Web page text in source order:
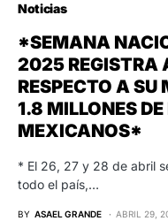
Noticias
*SEMANA
2025 REGISTRA
RESPECTO A SU
1.8 MILLONES
MEXICANOS*
* El 26, 27 y 28 de abril
todo el país,…
BY ASAEL GRANDE ABRIL 29,